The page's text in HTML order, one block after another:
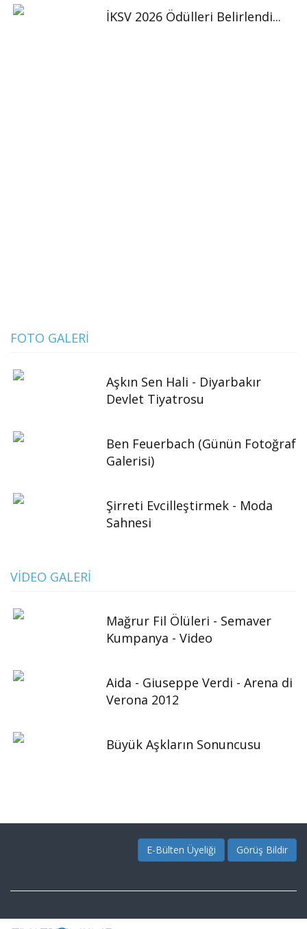
İKSV 2026 Ödülleri Belirlendi...
FOTO GALERI
Aşkın Sen Hali - Diyarbakır
Devlet Tiyatrosu
Ben Feuerbach (Günün Fotoğraf
Galerisi)
Şirreti Evcilleştirmek - Moda
Sahnesi
VIDEO GALERI
Mağrur Fil Ölüleri - Semaver
Kumpanya - Video
Aida - Giuseppe Verdi - Arena di
Verona 2012
Büyük Aşkların Sonuncusu
E-Bülten Üyeliği Görüş Bildir